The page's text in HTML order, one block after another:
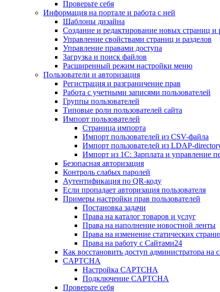
Проверьте себя
Информация на портале и работа с ней
Шаблоны дизайна
Создание и редактирование новых страниц и
Управление свойствами страниц и разделов
Управление правами доступа
Загрузка и поиск файлов
Расширенный режим настройки меню
Пользователи и авторизация
Регистрация и разграничение прав
Работа с учетными записями пользователей
Группы пользователей
Типовые роли пользователей сайта
Импорт пользователей
Страница импорта
Импорт пользователей из CSV-файла
Импорт пользователей из LDAP-
Импорт из 1С: Зарплата и управление
Безопасная авторизация
Контроль слабых паролей
Аутентификация по QR-коду
Если пропадает авторизация пользователя
Примеры настройки прав пользователей
Постановка задачи
Права на каталог товаров и услуг
Права на наполнение новостной ленты
Права на изменение статических
Права на работу с Сайтами24
Как восстановить доступ администратора на
CAPTCHA
Настройка CAPTCHA
Подключение CAPTCHA
Проверьте себя